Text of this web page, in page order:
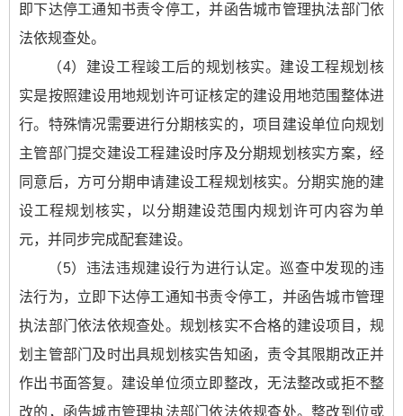
即下达停工通知书责令停工，并函告城市管理执法部门依
法依规查处。
（4）建设工程竣工后的规划核实。建设工程规划核
实是按照建设用地规划许可证核定的建设用地范围整体进
行。特殊情况需要进行分期核实的，项目建设单位向规划
主管部门提交建设工程建设时序及分期规划核实方案，经
同意后，方可分期申请建设工程规划核实。分期实施的建
设工程规划核实，以分期建设范围内规划许可内容为单
元，并同步完成配套建设。
（5）违法违规建设行为进行认定。巡查中发现的违
法行为，立即下达停工通知书责令停工，并函告城市管理
执法部门依法依规查处。规划核实不合格的建设项目，规
划主管部门及时出具规划核实告知函，责令其限期改正并
作出书面答复。建设单位须立即整改，无法整改或拒不整
改的，函告城市管理执法部门依法依规查处。整改到位或